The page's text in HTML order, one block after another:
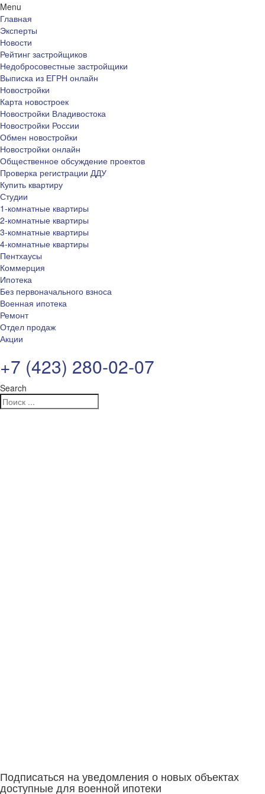
Menu
Главная
Эксперты
Новости
Рейтинг застройщиков
Недобросовестные застройщики
Выписка из ЕГРН онлайн
Новостройки
Карта новостроек
Новостройки Владивостока
Новостройки России
Обмен новостройки
Новостройки онлайн
Общественное обсуждение проектов
Проверка регистрации ДДУ
Купить квартиру
Студии
1-комнатные квартиры
2-комнатные квартиры
3-комнатные квартиры
4-комнатные квартиры
Пентхаусы
Коммерция
Ипотека
Без первоначального взноса
Военная ипотека
Ремонт
Отдел продаж
Акции
+7 (423) 280-02-07
Search
Подписаться на уведомления о новых объектах
доступные для военной ипотеки